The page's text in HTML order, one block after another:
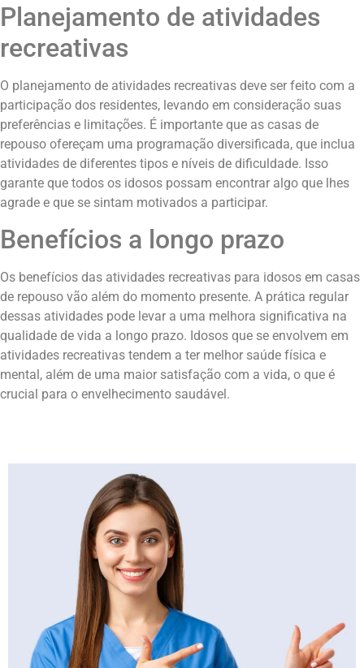
Planejamento de atividades
recreativas
O planejamento de atividades recreativas deve ser feito com a
participação dos residentes, levando em consideração suas
preferências e limitações. É importante que as casas de
repouso ofereçam uma programação diversificada, que inclua
atividades de diferentes tipos e níveis de dificuldade. Isso
garante que todos os idosos possam encontrar algo que lhes
agrade e que se sintam motivados a participar.
Benefícios a longo prazo
Os benefícios das atividades recreativas para idosos em casas
de repouso vão além do momento presente. A prática regular
dessas atividades pode levar a uma melhora significativa na
qualidade de vida a longo prazo. Idosos que se envolvem em
atividades recreativas tendem a ter melhor saúde física e
mental, além de uma maior satisfação com a vida, o que é
crucial para o envelhecimento saudável.